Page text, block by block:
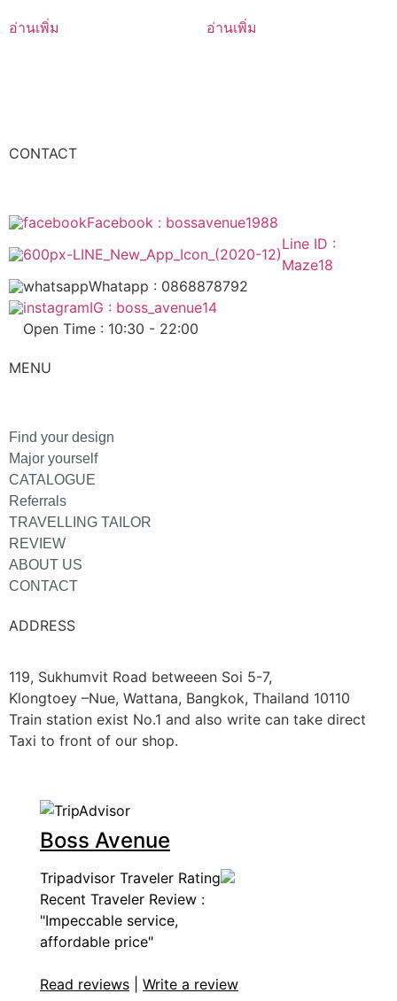
อ่านเพิ่ม อ่านเพิ่ม
CONTACT
Facebook : bossavenue1988
Line ID :
Maze18
Whatapp : 0868878792
IG : boss_avenue14
Open Time : 10:30 - 22:00
MENU
Find your design
Major yourself
CATALOGUE
Referrals
TRAVELLING TAILOR
REVIEW
ABOUT US
CONTACT
ADDRESS
119, Sukhumvit Road betweeen Soi 5-7,
Klongtoey –Nue, Wattana, Bangkok, Thailand 10110
Train station exist No.1 and also write can take direct
Taxi to front of our shop.
Boss Avenue
Tripadvisor Traveler Rating
Recent Traveler Review :
"Impeccable service,
affordable price"
Read reviews Write a review